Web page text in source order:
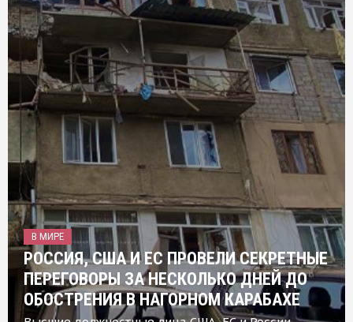
В МИРЕ
РОССИЯ, США И ЕС ПРОВЕЛИ СЕКРЕТНЫЕ
ПЕРЕГОВОРЫ ЗА НЕСКОЛЬКО ДНЕЙ ДО
ОБОСТРЕНИЯ В НАГОРНОМ КАРАБАХЕ